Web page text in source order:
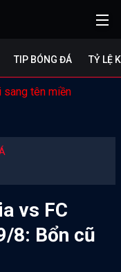
TIP BÓNG ĐÁ TỶ LỆ
tên miền
vs FC
8: Bổn cũ